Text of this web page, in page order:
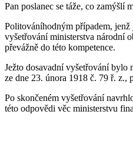
Pan poslanec se táže, co
Politováníhodným případem,
vyšetřování ministerstva národní
převážně do této kompetence.
Ježto dosavadní vyšetřování
ze dne 23. února 1918 č. 79 ř. z.,
Po skončeném vyšetřování
této odpovědi věc ministerstvu